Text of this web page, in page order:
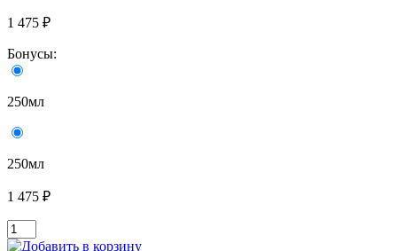
1 475 ₽
Бонусы:
250мл
250мл
1 475 ₽